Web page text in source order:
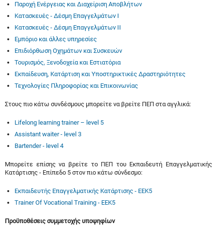
Παροχή Ενέργειας και Διαχείριση Αποβλήτων
Κατασκευές - Δέσμη Επαγγελμάτων Ι
Κατασκευές - Δέσμη Επαγγελμάτων ΙΙ
Εμπόριο και άλλες υπηρεσίες
Επιδιόρθωση Οχημάτων και Συσκευών
Τουρισμός, Ξενοδοχεία και Εστιατόρια
Εκπαίδευση, Κατάρτιση και Υποστηρικτικές Δραστηριότητες
Τεχνολογίες Πληροφορίας και Επικοινωνίας
Στους πιο κάτω συνδέσμους μπορείτε να βρείτε ΠΕΠ στα αγγλικά:
Lifelong learning trainer – level 5
Assistant waiter - level 3
Bartender - level 4
Μπορείτε επίσης να βρείτε το ΠΕΠ του Εκπαιδευτή Επαγγελματικής
Κατάρτισης - Επίπεδο 5 στον πιο κάτω σύνδεσμο:
Εκπαιδευτής Επαγγελματικής Κατάρτισης - ΕΕΚ5
Trainer Of Vocational Training - EEK5
Προϋποθέσεις συμμετοχής υποψηφίων